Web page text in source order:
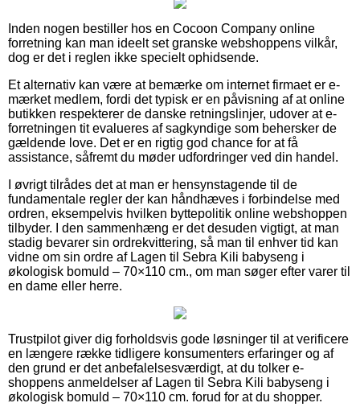
Inden nogen bestiller hos en Cocoon Company online
forretning kan man ideelt set granske webshoppens vilkår,
dog er det i reglen ikke specielt ophidsende.
Et alternativ kan være at bemærke om internet firmaet er e-
mærket medlem, fordi det typisk er en påvisning af at online
butikken respekterer de danske retningslinjer, udover at e-
forretningen tit evalueres af sagkyndige som behersker de
gældende love. Det er en rigtig god chance for at få
assistance, såfremt du møder udfordringer ved din handel.
I øvrigt tilrådes det at man er hensynstagende til de
fundamentale regler der kan håndhæves i forbindelse med
ordren, eksempelvis hvilken byttepolitik online webshoppen
tilbyder. I den sammenhæng er det desuden vigtigt, at man
stadig bevarer sin ordrekvittering, så man til enhver tid kan
vidne om sin ordre af Lagen til Sebra Kili babyseng i
økologisk bomuld – 70×110 cm., om man søger efter varer til
en dame eller herre.
Trustpilot giver dig forholdsvis gode løsninger til at verificere
en længere række tidligere konsumenters erfaringer og af
den grund er det anbefalelsesværdigt, at du tolker e-
shoppens anmeldelser af Lagen til Sebra Kili babyseng i
økologisk bomuld – 70×110 cm. forud for at du shopper.